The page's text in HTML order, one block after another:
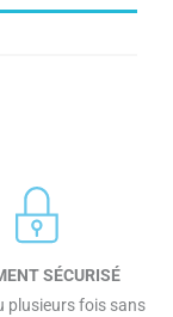
SÉCURISÉ
plusieurs fois sans